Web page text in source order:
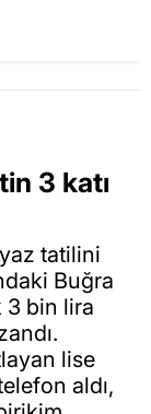
3 katı
tatilini
Buğra
3 bin lira
lise
aldı,